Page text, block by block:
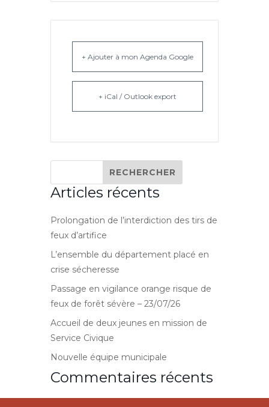
+ Ajouter à mon Agenda Google
+ iCal / Outlook export
Articles récents
Prolongation de l’interdiction des tirs de
feux d’artifice
L’ensemble du département placé en
crise sécheresse
Passage en vigilance orange risque de
feux de forêt sévère – 23/07/26
Accueil de deux jeunes en mission de
Service Civique
Nouvelle équipe municipale
Commentaires récents